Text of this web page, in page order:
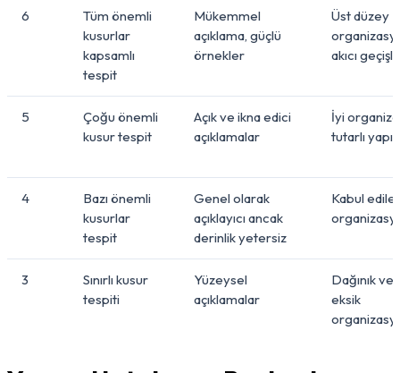
6
Tüm önemli
kusurlar
kapsamlı
tespit
Mükemmel
açıklama, güçlü
örnekler
Üst düzey
akıcı
5
Çoğu önemli
kusur tespit
Açık ve ikna edici
açıklamalar
İyi
tutarlı yapı
4
Bazı önemli
kusurlar
tespit
Genel olarak
açıklayıcı ancak
derinlik yetersiz
Kabul
3
Sınırlı kusur
tespiti
Yüzeysel
açıklamalar
Dağınık
eksik